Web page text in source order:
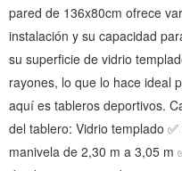
pared de 136x80cm ofrece
instalación y su capacidad
su superficie de vidrio
rayones, lo que lo hace ideal
aquí es tableros deportivos.
del tablero: Vidrio templado
manivela de 2,30 m a 3,05 m